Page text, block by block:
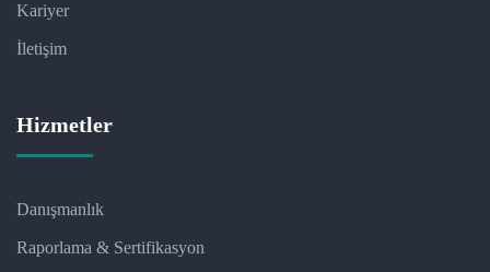
Kariyer
İletişim
Hizmetler
Danışmanlık
Raporlama & Sertifikasyon